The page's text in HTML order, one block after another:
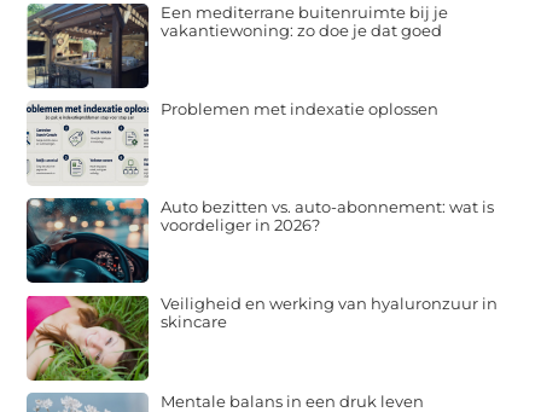
Een mediterrane buitenruimte bij je
vakantiewoning: zo doe je dat goed
Problemen met indexatie oplossen
Auto bezitten vs. auto-abonnement: wat is
voordeliger in 2026?
Veiligheid en werking van hyaluronzuur in
skincare
Mentale balans in een druk leven